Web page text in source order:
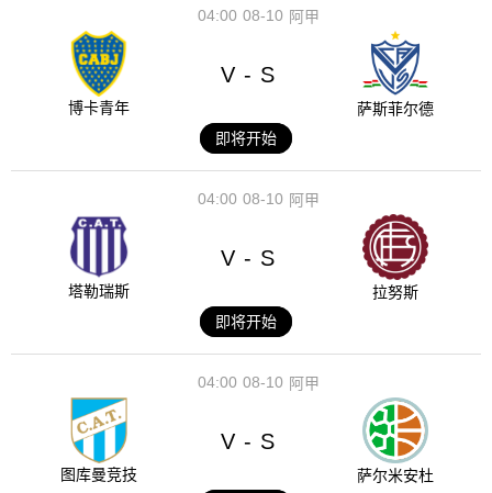
08-10
04:00 阿甲
博卡青年
V - S
萨斯菲尔德
即将开始
08-10
04:00 阿甲
塔勒瑞斯
V - S
拉努斯
即将开始
08-10
04:00 阿甲
图库曼竞技
V - S
萨尔米安杜